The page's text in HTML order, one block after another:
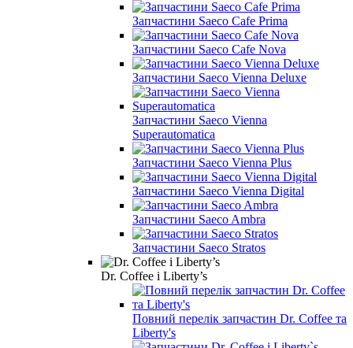
Запчастини Saeco Cafe Prima
Запчастини Saeco Cafe Nova
Запчастини Saeco Vienna Deluxe
Запчастини Saeco Vienna
Superautomatica
Запчастини Saeco Vienna Plus
Запчастини Saeco Vienna Digital
Запчастини Saeco Ambra
Запчастини Saeco Stratos
Dr. Coffee і Liberty’s
Повний перелік запчастин Dr. Coffee та
Liberty's